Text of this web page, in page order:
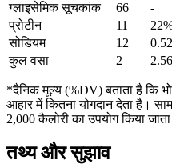
ग्लाइसेमिक सूचकांक
66
-
प्रोटीन
11
सोडियम
12
कुल वसा
2
*दैनिक मूल्य (%DV) बताता है कि
आहार में कितना योगदान देता है।
2,000 कैलोरी का उपयोग किया
तथ्य और सुझाव